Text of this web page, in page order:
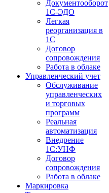
Документооборот
1С-ЭДО
Легкая
реорганизация в
1С
Договор
сопровождения
Работа в облаке
Управленческий учет
Обслуживание
управленческих
и торговых
программ
Реальная
автоматизация
Внедрение
1С:УНФ
Договор
сопровождения
Работа в облаке
Маркировка